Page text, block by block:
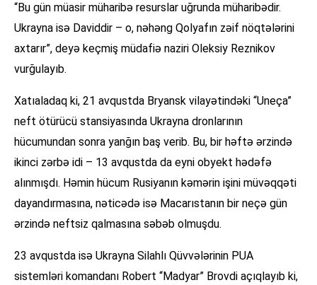
“Bu gün müasir müharibə resurslar uğrunda müharibədir.
Ukrayna isə Daviddir – o, nəhəng Qolyafın zəif nöqtələrini
axtarır”, deyə keçmiş müdafiə naziri Oleksiy Reznikov
vurğulayıb.
Xatıaladaq ki, 21 avqustda Bryansk vilayətindəki “Uneça”
neft ötürücü stansiyasında Ukrayna dronlarının
hücumundan sonra yanğın baş verib. Bu, bir həftə ərzində
ikinci zərbə idi – 13 avqustda da eyni obyekt hədəfə
alınmışdı. Həmin hücum Rusiyanın kəmərin işini müvəqqəti
dayandırmasına, nəticədə isə Macarıstanın bir neçə gün
ərzində neftsiz qalmasına səbəb olmuşdu.
23 avqustda isə Ukrayna Silahlı Qüvvələrinin PUA
sistemləri komandanı Robert “Madyar” Brovdi açıqlayıb ki,